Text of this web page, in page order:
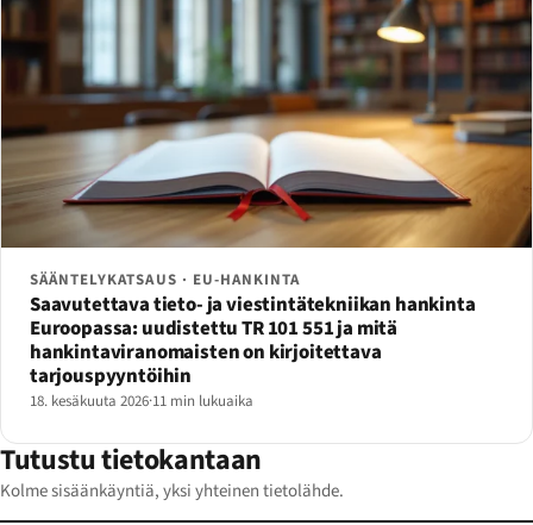
SÄÄNTELYKATSAUS · EU-HANKINTA
Saavutettava tieto- ja viestintätekniikan hankinta
Euroopassa: uudistettu TR 101 551 ja mitä
hankintaviranomaisten on kirjoitettava
tarjouspyyntöihin
18. kesäkuuta 2026·11 min lukuaika
Tutustu tietokantaan
Kolme sisäänkäyntiä, yksi yhteinen tietolähde.